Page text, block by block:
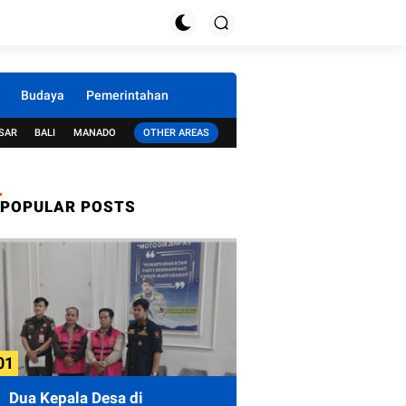
Budaya Pemerintahan
BALI MANADO OTHER AREAS
POPULAR POSTS
Dua Kepala Desa di